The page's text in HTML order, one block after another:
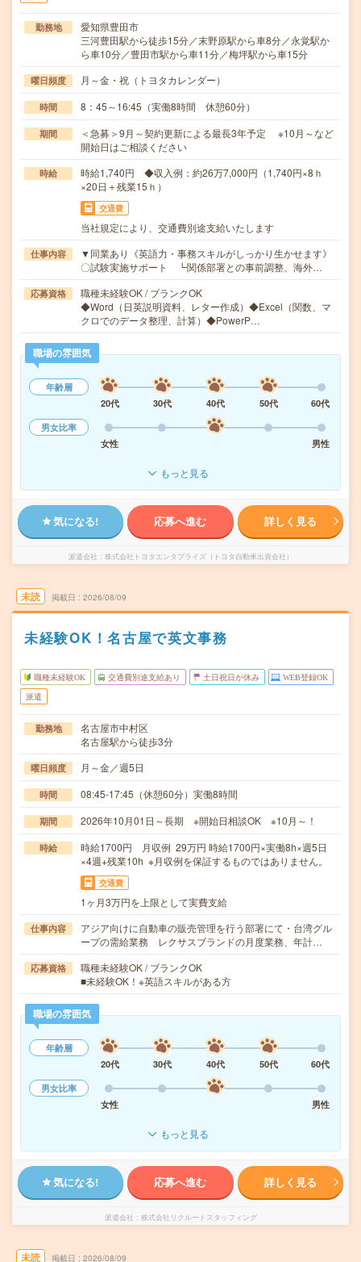
勤務地
愛知県豊田市
三河豊田駅から徒歩15分／末野原駅から車8分／永覚駅か
ら車10分／豊田市駅から車11分／梅坪駅から車15分
曜日頻度 月～金・祝（トヨタカレンダー）
時間 8：45～16:45（実働8時間 休憩60分）
期間
＜急募＞9月～契約更新による最長3年予定 ※10月～など
開始日はご相談ください
時給
時給1,740円 ◆収入例：約26万7,000円（1,740円×8ｈ
×20日＋残業15ｈ）
交通費
当社規定により、交通費別途支給いたします
仕事内容
▼同業あり《英語力・事務スキルがしっかり生かせます》
〇試験実施サポート ┗関係部署との事前調整、海外…
応募資格
職種未経験OK / ブランクOK
◆Word（日英説明資料、レター作成）◆Excel（関数、マ
クロでのデータ整理、計算）◆PowerP…
職場の雰囲気
年齢層
20代
30代 40代 50代
60代
男女比率
女性
男性
もっと見る
気になる! 応募へ進む 詳しく見る
派遣会社 株式会社トヨタエンタプライズ（トヨタ自動車出資会社）
未読 掲載日 2026/08/09
未経験OK！名古屋で英文事務
職種未経験OK 交通費別途支給あり 土日祝日が休み WEB登録OK
派遣
勤務地
名古屋市中村区
名古屋駅から徒歩3分
曜日頻度 月～金／週5日
時間 08:45-17:45（休憩60分）実働8時間
期間 2026年10月01日～長期 ※開始日相談OK ※10月～！
時給
時給1700円 月収例 29万円 時給1700円×実働8h×週5日
×4週+残業10h ※月収例を保証するものではありません。
交通費
1ヶ月3万円を上限として実費支給
仕事内容
アジア向けに自動車の販売管理を行う部署にて・台湾グル
ープの需給業務 レクサスブランドの月度業務、年計…
応募資格
職種未経験OK / ブランクOK
■未経験OK！※英語スキルがある方
職場の雰囲気
年齢層
20代
30代 40代 50代
60代
男女比率
女性
男性
もっと見る
気になる! 応募へ進む 詳しく見る
派遣会社 株式会社リクルートスタッフィング
未読 掲載日 2026/08/09